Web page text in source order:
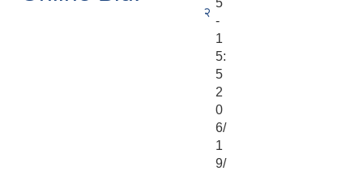
२
5
-
1
5:
5
2
0
6/
1
9/